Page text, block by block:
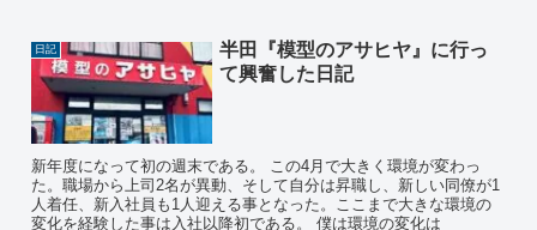
日記
半田『模型のアサヒヤ』に行っ
て興奮した日記
新年度になって初の週末である。 この4月で大きく環境が変わっ
た。職場から上司2名が異動、そして自分は昇職し、新しい同僚が1
人着任、新入社員も1人迎える事となった。ここまで大きな環境の
変化を経験した事は入社以降初である。 僕は環境の変化は